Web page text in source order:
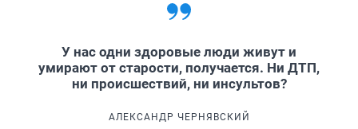
У нас одни здоровые люди живут и
умирают от старости, получается. Ни ДТП,
ни происшествий, ни инсультов?
АЛЕКСАНДР ЧЕРНЯВСКИЙ